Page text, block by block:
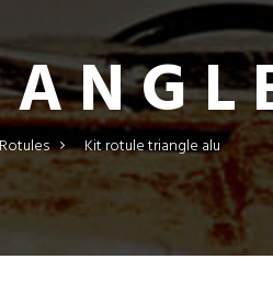
> Kit rotule triangle alu